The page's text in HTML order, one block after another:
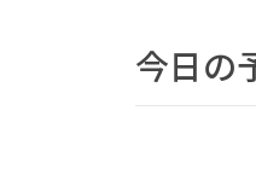
今日の